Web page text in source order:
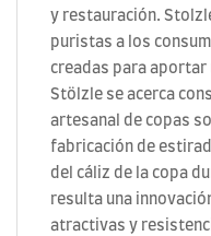
y restauración.
puristas a los
creadas para aportar
Stölzle se acerca
artesanal de copas
fabricación de
del cáliz de la copa
resulta una
atractivas y